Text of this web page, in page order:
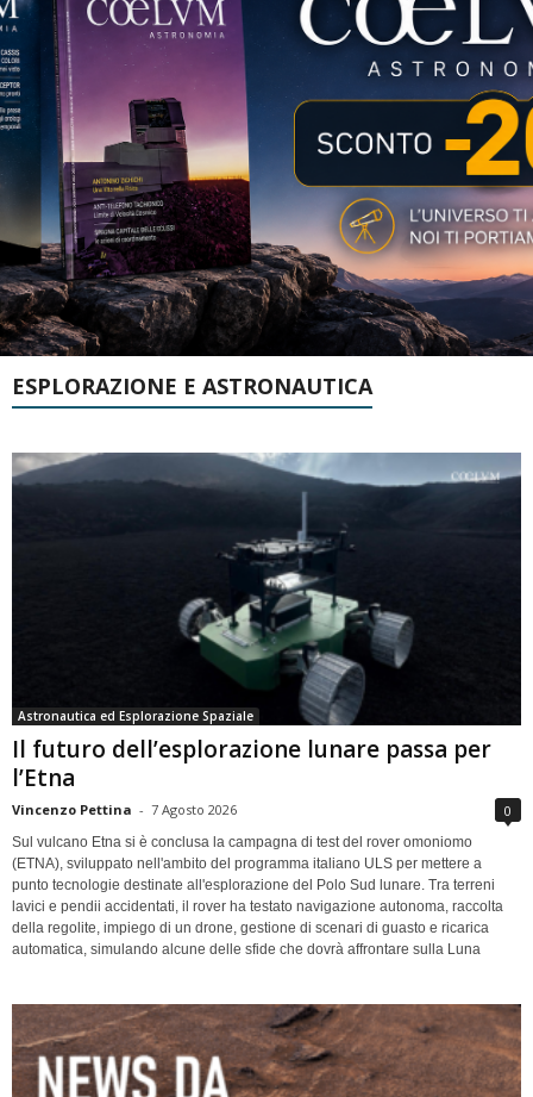
ESPLORAZIONE E ASTRONAUTICA
Astronautica ed Esplorazione Spaziale
Il futuro dell’esplorazione lunare passa per
l’Etna
Vincenzo Pettina - 7 Agosto 2026 0
Sul vulcano Etna si è conclusa la campagna di test del rover omoniomo
(ETNA), sviluppato nell'ambito del programma italiano ULS per mettere a
punto tecnologie destinate all'esplorazione del Polo Sud lunare. Tra terreni
lavici e pendii accidentati, il rover ha testato navigazione autonoma, raccolta
della regolite, impiego di un drone, gestione di scenari di guasto e ricarica
automatica, simulando alcune delle sfide che dovrà affrontare sulla Luna